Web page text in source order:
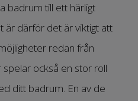
badrum till ett härligt
är därför det är viktigt att
redan från
också en stor roll
ditt badrum. En av de